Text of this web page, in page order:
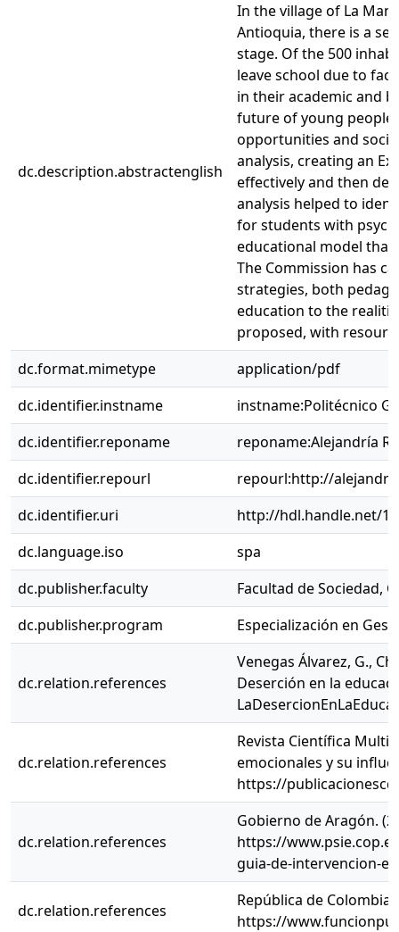
dc.description.abstractenglish
In the village of La
Antioquia, there is a
stage. Of the 500
leave school due to
in their academic and
future of young
opportunities and
analysis, creating an
effectively and then
analysis helped to
for students with
educational model
The Commission has
strategies, both
education to the
proposed, with
dc.format.mimetype
application/pdf
dc.identifier.instname
instname:Politécnico
dc.identifier.reponame
reponame:Alejandría
dc.identifier.repourl
repourl:http://
dc.identifier.uri
http://hdl.handle.net/
dc.language.iso
spa
dc.publisher.faculty
Facultad de Sociedad,
dc.publisher.program
Especialización en
dc.relation.references
Venegas Álvarez, G.,
Deserción en la
dc.relation.references
Revista Científica
emocionales y su
https://
dc.relation.references
Gobierno de Aragón.
https://
guia-de-intervencion-
dc.relation.references
República de Colombia.
https://